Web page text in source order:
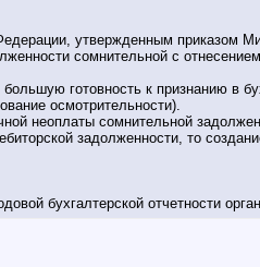
утвержденным приказом
сомнительной с
готовность к признанию в
осмотрительности).
неоплаты сомнительной
задолженности, то
бухгалтерской отчетности